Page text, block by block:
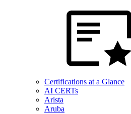
Certifications at a Glance
AI CERTs
Arista
Aruba